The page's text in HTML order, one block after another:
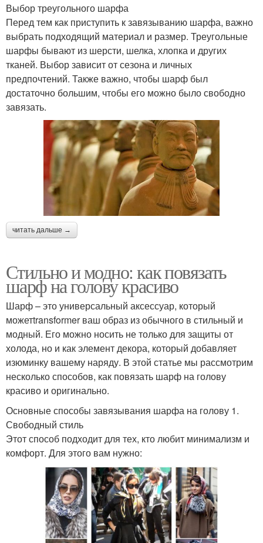
Выбор треугольного шарфа
Перед тем как приступить к завязыванию шарфа, важно
выбрать подходящий материал и размер. Треугольные
шарфы бывают из шерсти, шелка, хлопка и других
тканей. Выбор зависит от сезона и личных
предпочтений. Также важно, чтобы шарф был
достаточно большим, чтобы его можно было свободно
завязать.
читать дальше →
Стильно и модно: как повязать
шарф на голову красиво
Шарф – это универсальный аксессуар, который
можетtransformer ваш образ из обычного в стильный и
модный. Его можно носить не только для защиты от
холода, но и как элемент декора, который добавляет
изюминку вашему наряду. В этой статье мы рассмотрим
несколько способов, как повязать шарф на голову
красиво и оригинально.
Основные способы завязывания шарфа на голову 1.
Свободный стиль
Этот способ подходит для тех, кто любит минимализм и
комфорт. Для этого вам нужно: